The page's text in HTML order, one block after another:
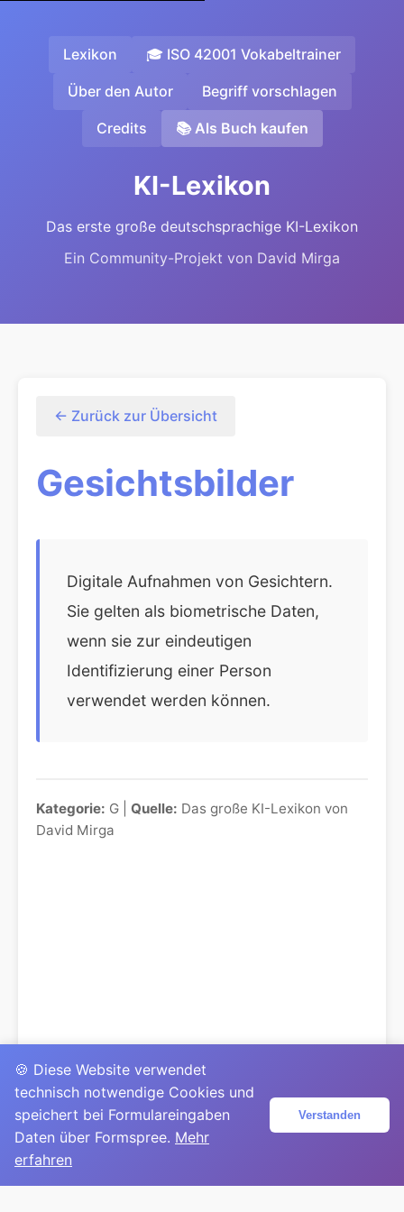
Lexikon 🎓 ISO 42001 Vokabeltrainer
Über den Autor Begriff vorschlagen
Credits 📚 Als Buch kaufen
KI-Lexikon
Das erste große deutschsprachige KI-Lexikon
Ein Community-Projekt von David Mirga
← Zurück zur Übersicht
Gesichtsbilder
Digitale Aufnahmen von Gesichtern.
Sie gelten als biometrische Daten,
wenn sie zur eindeutigen
Identifizierung einer Person
verwendet werden können.
Kategorie: G | Quelle: Das große KI-Lexikon von
David Mirga
🍪 Diese Website verwendet
technisch notwendige Cookies und
speichert bei Formulareingaben
Daten über Formspree. Mehr
erfahren
Verstanden